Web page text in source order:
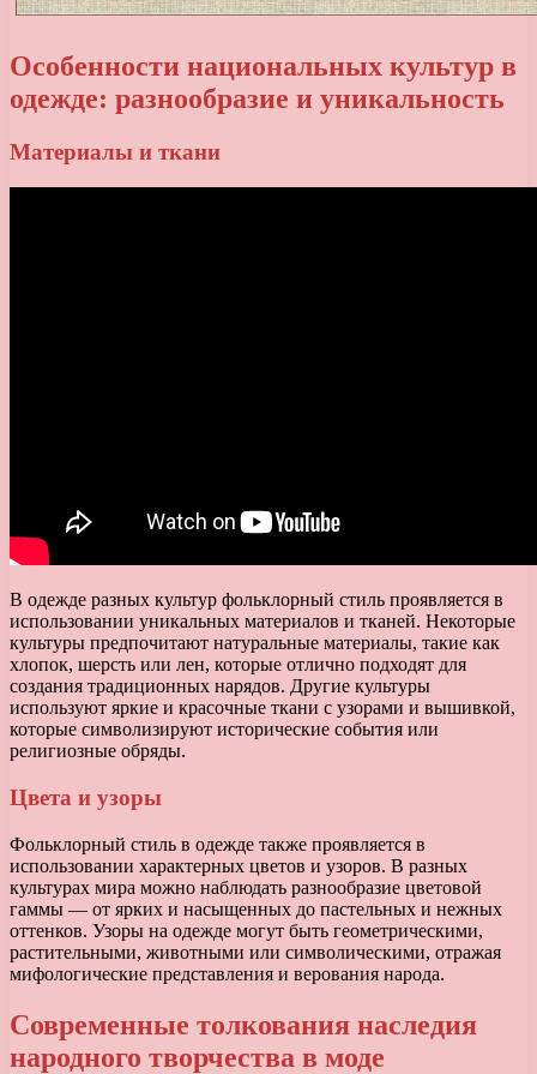
Особенности национальных культур в
одежде: разнообразие и уникальность
Материалы и ткани
В одежде разных культур фольклорный стиль проявляется в
использовании уникальных материалов и тканей. Некоторые
культуры предпочитают натуральные материалы, такие как
хлопок, шерсть или лен, которые отлично подходят для
создания традиционных нарядов. Другие культуры
используют яркие и красочные ткани с узорами и вышивкой,
которые символизируют исторические события или
религиозные обряды.
Цвета и узоры
Фольклорный стиль в одежде также проявляется в
использовании характерных цветов и узоров. В разных
культурах мира можно наблюдать разнообразие цветовой
гаммы — от ярких и насыщенных до пастельных и нежных
оттенков. Узоры на одежде могут быть геометрическими,
растительными, животными или символическими, отражая
мифологические представления и верования народа.
Современные толкования наследия
народного творчества в моде